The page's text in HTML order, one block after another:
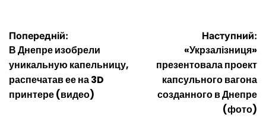
Навігація
записів
Попередній:
В Днепре изобрели
уникальную капельницу,
распечатав ее на 3D
принтере (видео)
Наступний:
«Укрзалізниця»
презентовала проект
капсульного вагона
созданного в Днепре
(фото)